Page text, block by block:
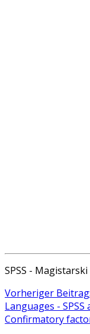
SPSS - Magistarski
Vorheriger
Languages - SPSS
Confirmatory factor